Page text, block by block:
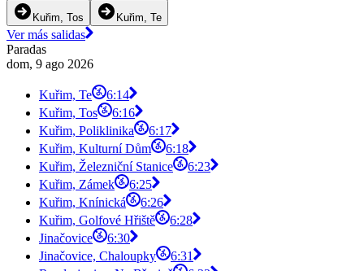
Kuřim, Tos Kuřim, Te
Ver más salidas
Paradas
dom, 9 ago 2026
Kuřim, Te
6:14
Kuřim, Tos
6:16
Kuřim, Poliklinika
6:17
Kuřim, Kulturní Dům
6:18
Kuřim, Železniční Stanice
6:23
Kuřim, Zámek
6:25
Kuřim, Knínická
6:26
Kuřim, Golfové Hřiště
6:28
Jinačovice
6:30
Jinačovice, Chaloupky
6:31